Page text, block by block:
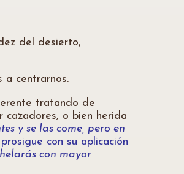
del desierto,
a centrarnos.
tratando de
o bien herida
y se las come, pero en
con su aplicación
con mayor